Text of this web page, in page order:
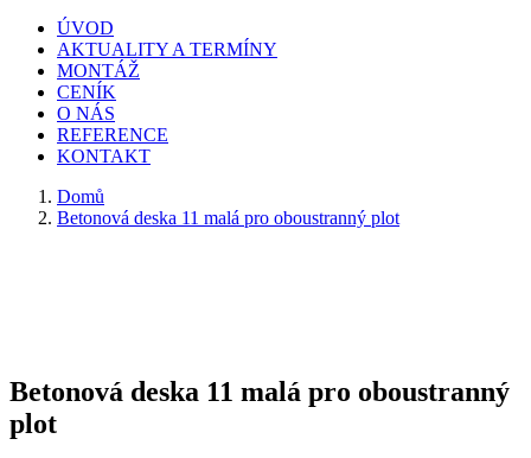
ÚVOD
AKTUALITY A TERMÍNY
MONTÁŽ
CENÍK
O NÁS
REFERENCE
KONTAKT
Domů
Betonová deska 11 malá pro oboustranný plot
Betonová deska 11 malá pro oboustranný
plot